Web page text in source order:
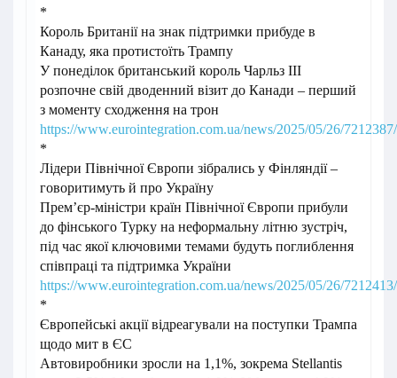
*
Король Британії на знак підтримки прибуде в
Канаду, яка протистоїть Трампу
У понеділок британський король Чарльз ІІІ
розпочне свій дводенний візит до Канади – перший
з моменту сходження на трон
https://www.eurointegration.com.ua/news/2025/05/26/7212387/
*
Лідери Північної Європи зібрались у Фінляндії –
говоритимуть й про Україну
Прем’єр-міністри країн Північної Європи прибули
до фінського Турку на неформальну літню зустріч,
під час якої ключовими темами будуть поглиблення
співпраці та підтримка України
https://www.eurointegration.com.ua/news/2025/05/26/7212413/
*
Європейські акції відреагували на поступки Трампа
щодо мит в ЄС
Автовиробники зросли на 1,1%, зокрема Stellantis